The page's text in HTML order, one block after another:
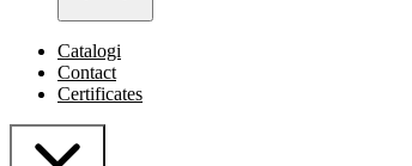
Catalogi
Contact
Certificates